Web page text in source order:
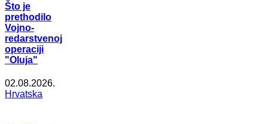
Što je
prethodilo
Vojno-
redarstvenoj
operaciji
"Oluja"
02.08.2026.
Hrvatska